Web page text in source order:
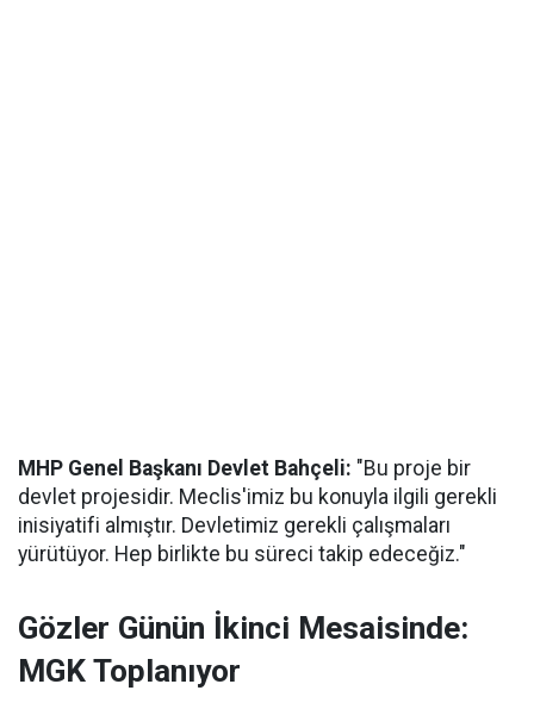
MHP Genel Başkanı Devlet Bahçeli: "Bu proje bir
devlet projesidir. Meclis'imiz bu konuyla ilgili gerekli
inisiyatifi almıştır. Devletimiz gerekli çalışmaları
yürütüyor. Hep birlikte bu süreci takip edeceğiz."
Gözler Günün İkinci Mesaisinde:
MGK Toplanıyor